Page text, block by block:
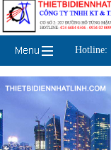
Hotline: